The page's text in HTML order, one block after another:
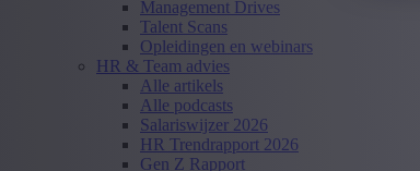
Management Drives
Talent Scans
Opleidingen en webinars
HR & Team advies
Alle artikels
Alle podcasts
Salariswijzer 2026
HR Trendrapport 2026
Gen Z Rapport